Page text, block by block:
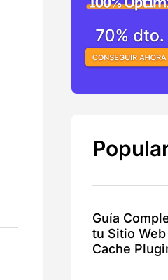
Guía
tu Sitio
Cache